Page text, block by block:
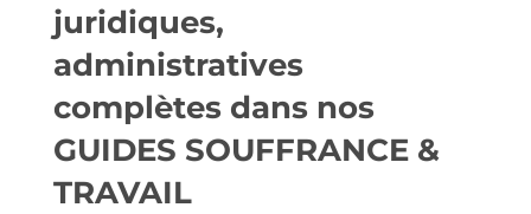
juridiques,
administratives
complètes dans nos
GUIDES SOUFFRANCE &
TRAVAIL